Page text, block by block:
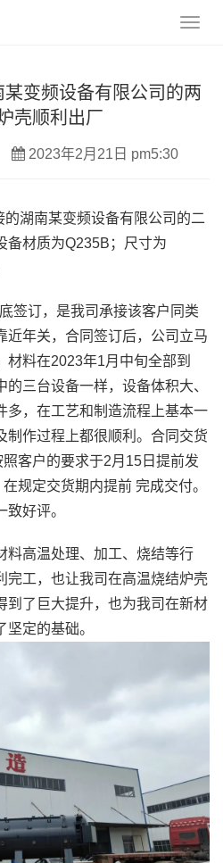
变频设备有限公司的两
壳顺利出厂
2023年2月21日 pm5:30
湖南某变频设备有限公司的二
备材质为Q235B；尺寸为
签订，是我司承接该客户同类
近年关，合同签订后，公司立马
材料在2023年1月中旬全部到
三台设备一样，设备体积大、
多，在工艺和制造流程上基本一
制作过程上都很顺利。合同交货
客户的要求于2月15日提前发
规定交货期内提前 完成交付。
好评。
料高温处理、加工、烧结等行
完工，也让我司在高温烧结炉壳
到了巨大提升，也为我司在新材
定的基础。